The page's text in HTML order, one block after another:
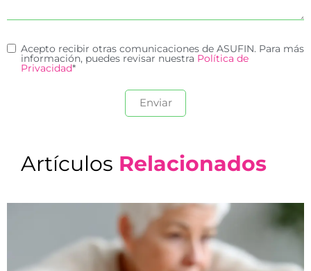
Acepto recibir otras comunicaciones de ASUFIN. Para más
información, puedes revisar nuestra Política de
Privacidad*
Artículos Relacionados